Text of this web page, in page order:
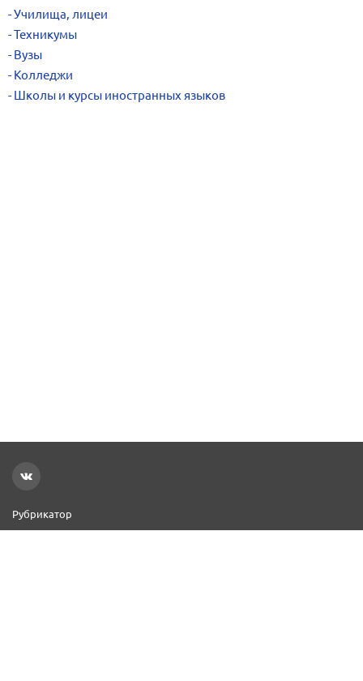
Училища, лицеи
Техникумы
Вузы
Колледжи
Школы и курсы иностранных языков
Рубрикатор